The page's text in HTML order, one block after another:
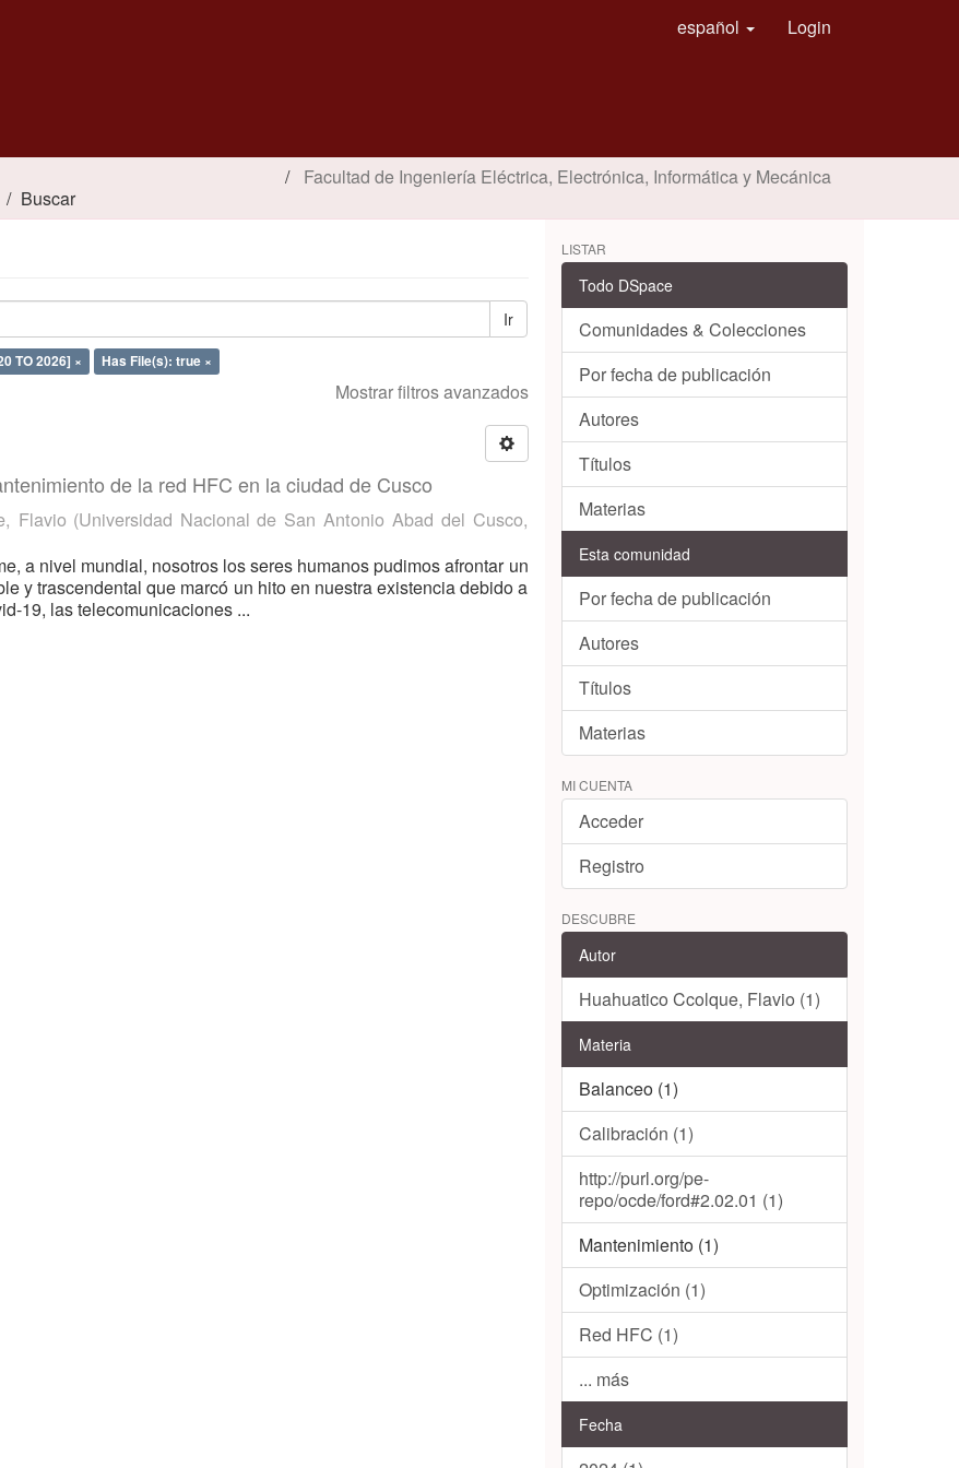
español Login
Facultad de Ingeniería Eléctrica, Electrónica, Informática y Mecánica
Buscar
Ir
TO 2026] × Has File(s): true ×
Mostrar filtros avanzados
de la red HFC en la ciudad de Cusco
Flavio (Universidad Nacional de San Antonio Abad del Cusco,
a nivel mundial, nosotros los seres humanos pudimos afrontar un
y trascendental que marcó un hito en nuestra existencia debido a
19, las telecomunicaciones ...
LISTAR
Todo DSpace
Comunidades & Colecciones
Por fecha de publicación
Autores
Títulos
Materias
Esta comunidad
Por fecha de publicación
Autores
Títulos
Materias
MI CUENTA
Acceder
Registro
DESCUBRE
Autor
Huahuatico Ccolque, Flavio (1)
Materia
Balanceo (1)
Calibración (1)
http://purl.org/pe-
repo/ocde/ford#2.02.01 (1)
Mantenimiento (1)
Optimización (1)
Red HFC (1)
... más
Fecha